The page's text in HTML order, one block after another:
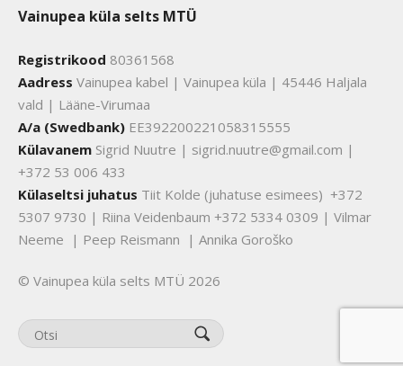
Vainupea küla selts MTÜ
Registrikood 80361568
Aadress Vainupea kabel | Vainupea küla | 45446 Haljala
vald | Lääne-Virumaa
A/a (Swedbank) EE392200221058315555
Külavanem Sigrid Nuutre | sigrid.nuutre@gmail.com |
+372 53 006 433
Külaseltsi juhatus Tiit Kolde (juhatuse esimees) +372
5307 9730 | Riina Veidenbaum +372 5334 0309 | Vilmar
Neeme | Peep Reismann | Annika Goroško
© Vainupea küla selts MTÜ 2026